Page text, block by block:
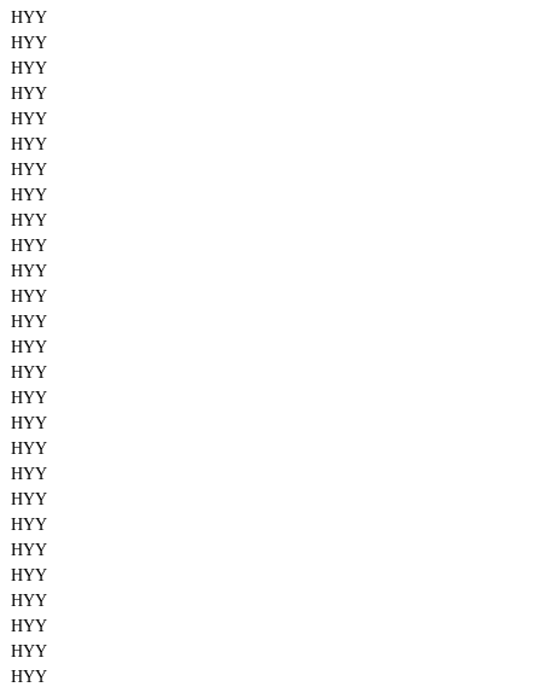
HYY
HYY
HYY
HYY
HYY
HYY
HYY
HYY
HYY
HYY
HYY
HYY
HYY
HYY
HYY
HYY
HYY
HYY
HYY
HYY
HYY
HYY
HYY
HYY
HYY
HYY
HYY